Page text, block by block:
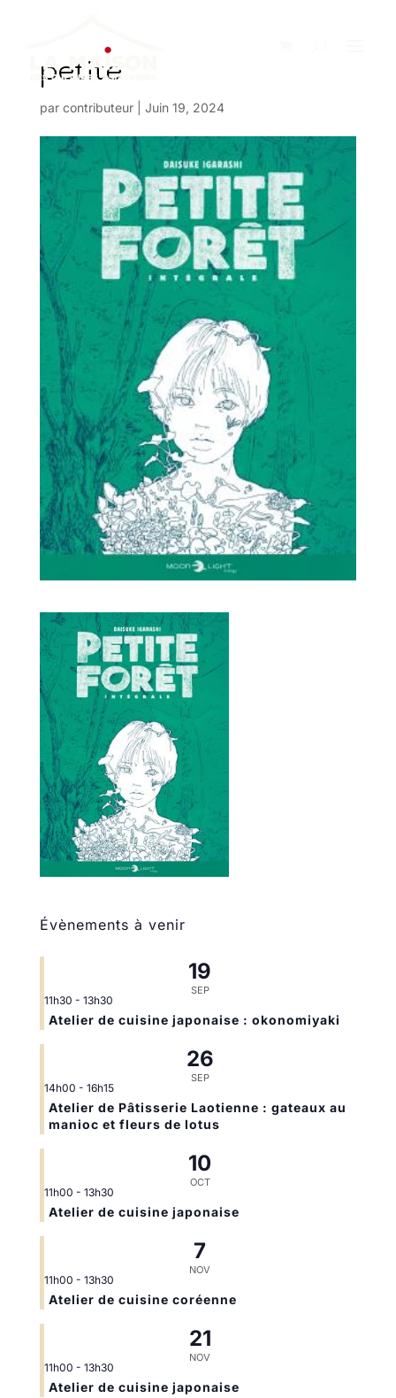
petite
par contributeur| Juin 19, 2024
Évènements à venir
19
SEP
11h30 - 13h30
Atelier de cuisine japonaise : okonomiyaki
26
SEP
14h00 - 16h15
Atelier de Pâtisserie Laotienne : gateaux au
manioc et fleurs de lotus
10
OCT
11h00 - 13h30
Atelier de cuisine japonaise
7
NOV
11h00 - 13h30
Atelier de cuisine coréenne
21
NOV
11h00 - 13h30
Atelier de cuisine japonaise